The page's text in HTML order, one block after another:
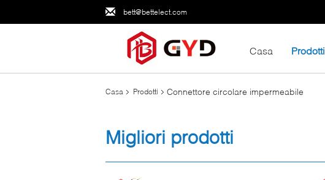
bett@bettelect.com
Casa Prodotti
Casa Prodotti Connettore circolare impermeabile
Migliori prodotti